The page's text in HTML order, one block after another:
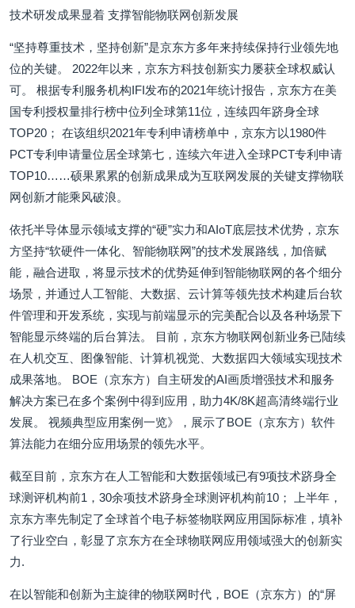
技术研发成果显着 支撑智能物联网创新发展
“坚持尊重技术，坚持创新”是京东方多年来持续保持行业领先地
位的关键。 2022年以来，京东方科技创新实力屡获全球权威认
可。 根据专利服务机构IFI发布的2021年统计报告，京东方在美
国专利授权量排行榜中位列全球第11位，连续四年跻身全球
TOP20； 在该组织2021年专利申请榜单中，京东方以1980件
PCT专利申请量位居全球第七，连续六年进入全球PCT专利申请
TOP10……硕果累累的创新成果成为互联网发展的关键支撑物联
网创新才能乘风破浪。
依托半导体显示领域支撑的“硬”实力和AIoT底层技术优势，京东
方坚持“软硬件一体化、智能物联网”的技术发展路线，加倍赋
能，融合进取，将显示技术的优势延伸到智能物联网的各个细分
场景，并通过人工智能、大数据、云计算等领先技术构建后台软
件管理和开发系统，实现与前端显示的完美配合以及各种场景下
智能显示终端的后台算法。 目前，京东方物联网创新业务已陆续
在人机交互、图像智能、计算机视觉、大数据四大领域实现技术
成果落地。 BOE（京东方）自主研发的AI画质增强技术和服务
解决方案已在多个案例中得到应用，助力4K/8K超高清终端行业
发展。 视频典型应用案例一览》，展示了BOE（京东方）软件
算法能力在细分应用场景的领先水平。
截至目前，京东方在人工智能和大数据领域已有9项技术跻身全
球测评机构前1，30余项技术跻身全球测评机构前10； 上半年，
京东方率先制定了全球首个电子标签物联网应用国际标准，填补
了行业空白，彰显了京东方在全球物联网应用领域强大的创新实
力.
在以智能和创新为主旋律的物联网时代，BOE（京东方）的“屏